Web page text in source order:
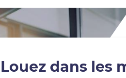
Louez dans les